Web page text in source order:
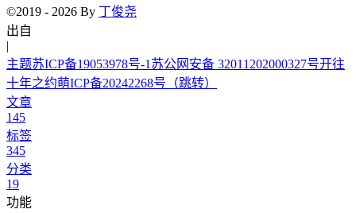
©2019 - 2026 By 丁俊尧
出自 白
|
主题苏ICP备19053978号-1 苏公网安备 32011202000327号开往
十年之约萌ICP备20242268号 （跳转）
文章
145
标签
345
分类
19
功能